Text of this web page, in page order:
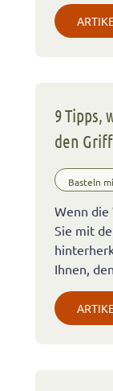
9 Tipps,
den
Basteln
Wenn die
Sie mit
Ihnen,